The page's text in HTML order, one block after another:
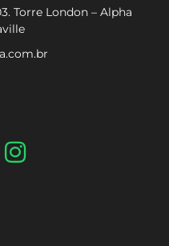
Torre London – Alpha